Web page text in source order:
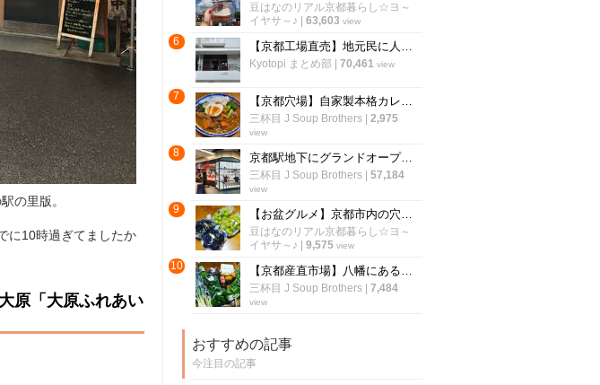
の里版。
に10時過ぎてましたか
原「大原ふれあい
豆はなのリアル京都暮らし☆ヨ～
イヤサ～♪
63,603 view
6 【京都工場直売】地元民に人気！和菓子・洋菓子の「工場直売所」６選【まとめ】
Kyotopi まとめ部 70,461 view
7 【京都穴場】自家製本格カレー作りの味方！四条大宮のインド食材店「スパイスマーケット」
三杯目 J Soup Brothers| 2,975
view
8 京都駅地下にグランドオープン☆『できたて』テイクアウト専門店街「ポルタキッチン」
三杯目 J Soup Brothers| 57,184
view
9 【お盆グルメ】京都市内の穴場ぶどう名産地☆有名スイーツ店御用達「勧修寺観光農園」
豆はなのリアル京都暮らし☆ヨ～
イヤサ～♪
9,575 view
10 【京都産直市場】八幡にある京都最大級の直売所☆奈良・大阪の秋の味覚も目白押し「旬の駅」
三杯目 J Soup Brothers| 7,484
view
おすすめの記事
今注目の記事